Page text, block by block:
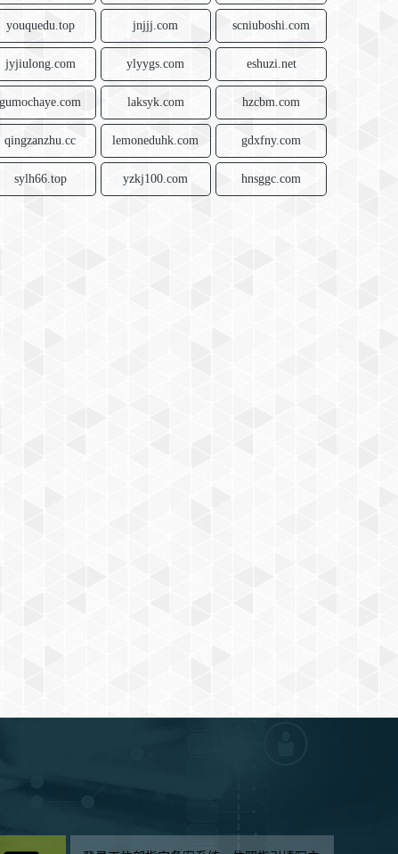
youquedu.top jnjjj.com scniuboshi.com
jyjiulong.com ylyygs.com eshuzi.net
gumochaye.com laksyk.com hzcbm.com
qingzanzhu.cc lemoneduhk.com gdxfny.com
sylh66.top yzkj100.com hnsggc.com